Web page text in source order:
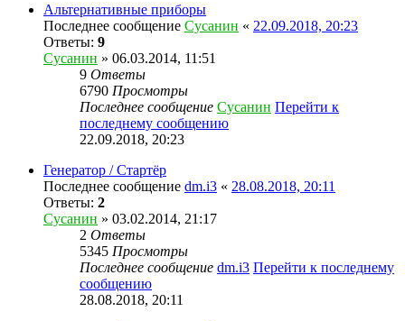
Альтернативные приборы
Последнее сообщение Сусанин « 22.09.2018, 20:23
Ответы: 9
Сусанин » 06.03.2014, 11:51
9 Ответы
6790 Просмотры
Последнее сообщение Сусанин Перейти к
последнему сообщению
22.09.2018, 20:23
Генератор / Стартёр
Последнее сообщение dm.i3 « 28.08.2018, 20:11
Ответы: 2
Сусанин » 03.02.2014, 21:17
2 Ответы
5345 Просмотры
Последнее сообщение dm.i3 Перейти к последнему
сообщению
28.08.2018, 20:11